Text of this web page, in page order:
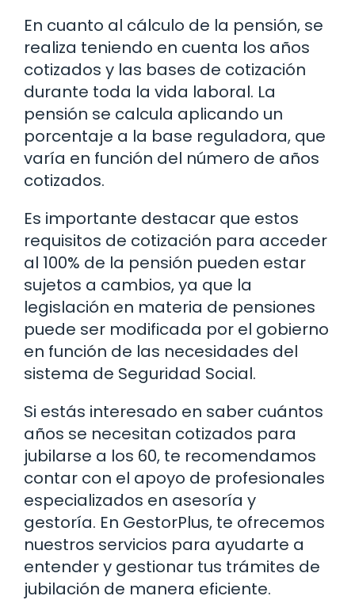
En cuanto al cálculo de la pensión, se
realiza teniendo en cuenta los años
cotizados y las bases de cotización
durante toda la vida laboral. La
pensión se calcula aplicando un
porcentaje a la base reguladora, que
varía en función del número de años
cotizados.
Es importante destacar que estos
requisitos de cotización para acceder
al 100% de la pensión pueden estar
sujetos a cambios, ya que la
legislación en materia de pensiones
puede ser modificada por el gobierno
en función de las necesidades del
sistema de Seguridad Social.
Si estás interesado en saber cuántos
años se necesitan cotizados para
jubilarse a los 60, te recomendamos
contar con el apoyo de profesionales
especializados en asesoría y
gestoría. En GestorPlus, te ofrecemos
nuestros servicios para ayudarte a
entender y gestionar tus trámites de
jubilación de manera eficiente.